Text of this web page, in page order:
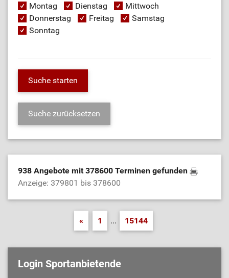
Montag
Dienstag
Mittwoch
Donnerstag
Freitag
Samstag
Sonntag
938 Angebote mit 378600 Terminen gefunden
Anzeige: 379801 bis 378600
« 1 ... 15144
Login Sportanbietende